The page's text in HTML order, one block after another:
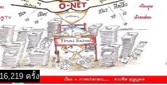
ครั้ง